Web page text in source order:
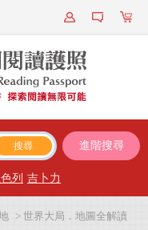
進階搜尋
列 吉卜力
> 世界大局．地圖全解讀